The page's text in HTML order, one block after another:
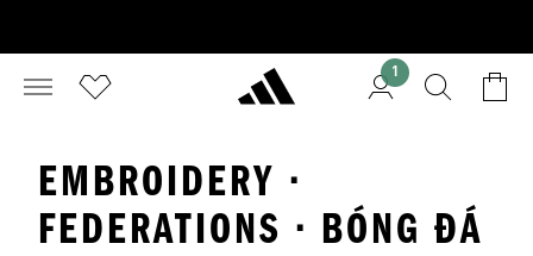
1
EMBROIDERY ·
FEDERATIONS · BÓNG ĐÁ